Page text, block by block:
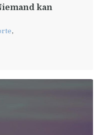
kan
,